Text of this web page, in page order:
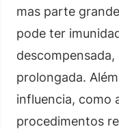
mas parte
pode ter
prolongada.
influencia, como
procedimentos